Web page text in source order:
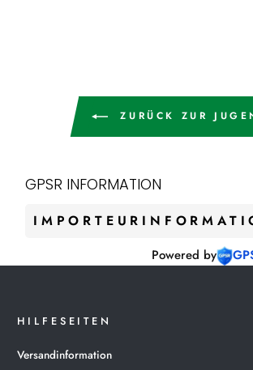
ZURÜCK ZUR
GPSR INFORMATION
Powered by
HILFESEITEN
Versandinformation